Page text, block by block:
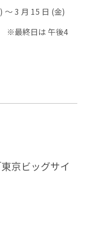
～ 3 月 15 日 (金)
※最終日は 午後4
京ビッグサイ